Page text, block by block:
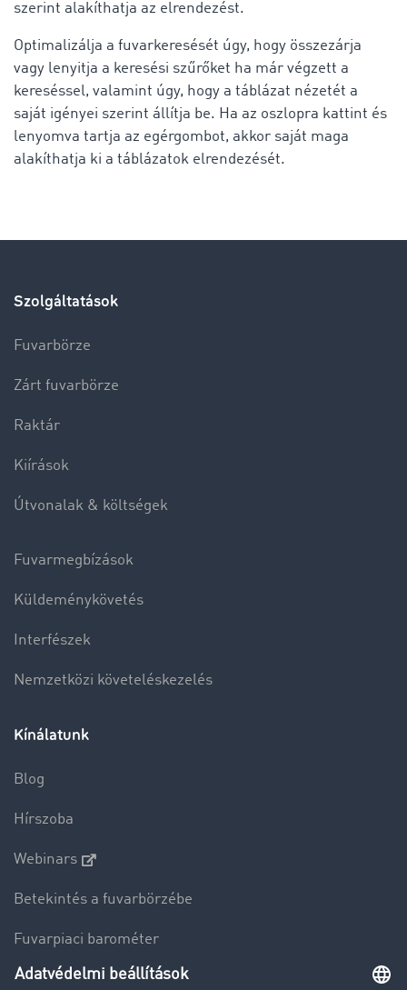
szerint alakíthatja az elrendezést.
Optimalizálja a fuvarkeresését úgy, hogy összezárja
vagy lenyitja a keresési szűrőket ha már végzett a
kereséssel, valamint úgy, hogy a táblázat nézetét a
saját igényei szerint állítja be. Ha az oszlopra kattint és
lenyomva tartja az egérgombot, akkor saját maga
alakíthatja ki a táblázatok elrendezését.
Szolgáltatások
Fuvarbörze
Zárt fuvarbörze
Raktár
Kiírások
Útvonalak & költségek
Fuvarmegbízások
Küldeménykövetés
Interfészek
Nemzetközi követeléskezelés
Kínálatunk
Blog
Hírszoba
Webinars
Betekintés a fuvarbörzébe
Fuvarpiaci barométer
Transzportlexikon